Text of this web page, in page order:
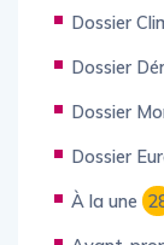
Dossier
Dossier
Dossier
Dossier
À la une